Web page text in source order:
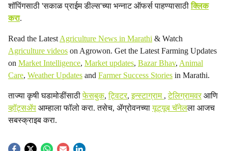
a
e
शॉपिंगसाठी 'सकाळ प्राईम डील्स'च्या भन्नाट ऑफर्स पाहण्यासाठीक्लिक
करा.
Read the Latest Agriculture News in Marathi & Watch
Agriculture videos on Agrowon. Get the Latest Farming Updates
on Market Intelligence, Market updates, Bazar Bhav, Animal
Care, Weather Updates and Farmer Success Stories in Marathi.
ताज्या कृषी घडामोडींसाठीफेसबुक,ट्विटर,इन्स्टाग्राम ,टेलिग्रामवरआणि
व्हॉट्सॲप आम्हाला फॉलो करा. तसेच, ॲग्रोवनच्यायूट्यूब चॅनेलला आजच
सबस्क्राइब करा.